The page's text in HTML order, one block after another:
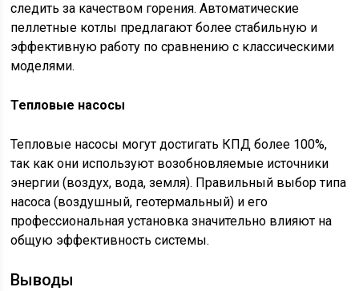
следить за качеством горения. Автоматические
пеллетные котлы предлагают более стабильную и
эффективную работу по сравнению с классическими
моделями.
Тепловые насосы
Тепловые насосы могут достигать КПД более 100%,
так как они используют возобновляемые источники
энергии (воздух, вода, земля). Правильный выбор типа
насоса (воздушный, геотермальный) и его
профессиональная установка значительно влияют на
общую эффективность системы.
Выводы